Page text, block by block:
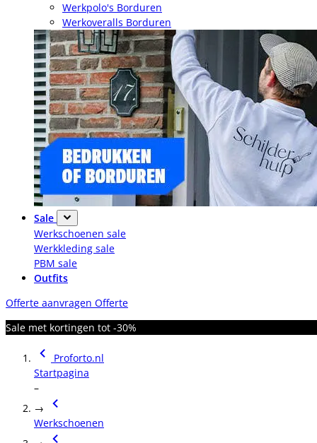
Werkpolo's Borduren
Werkoveralls Borduren
Sale
Werkschoenen sale
Werkkleding sale
PBM sale
Outfits
Offerte aanvragen Offerte
Sale met kortingen tot -30%
Proforto.nl
Startpagina
–
→
Werkschoenen